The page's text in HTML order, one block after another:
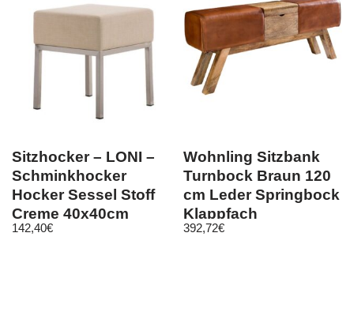
Sitzhocker – LONI –
Schminkhocker
Hocker Sessel Stoff
Creme 40x40cm
142,40€
Wohnling Sitzbank
Turnbock Braun 120
cm Leder Springbock
Klappfach
Turnhocker
392,72€